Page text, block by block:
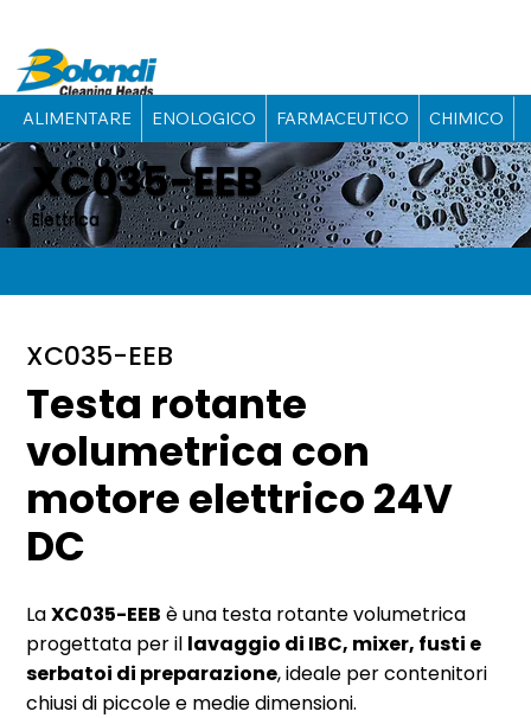
ALIMENTARE ENOLOGICO FARMACEUTICO CHIMICO
XC035-EEB
Elettrica
XC035-EEB
Testa rotante
volumetrica con
motore elettrico 24V
DC
LaXC035-EEB è una testa rotante volumetrica
progettata per il lavaggio di IBC, mixer, fusti e
serbatoi di preparazione, ideale per contenitori
chiusi di piccole e medie dimensioni.